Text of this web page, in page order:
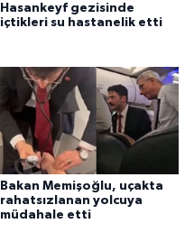
Hasankeyf gezisinde
içtikleri su hastanelik etti
Bakan Memişoğlu, uçakta
rahatsızlanan yolcuya
müdahale etti